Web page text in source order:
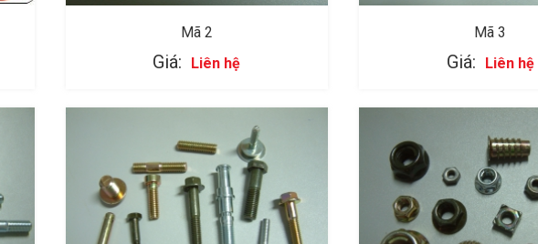
Mã 2
Giá: Liên hệ
Mã 3
Giá: Liên hệ